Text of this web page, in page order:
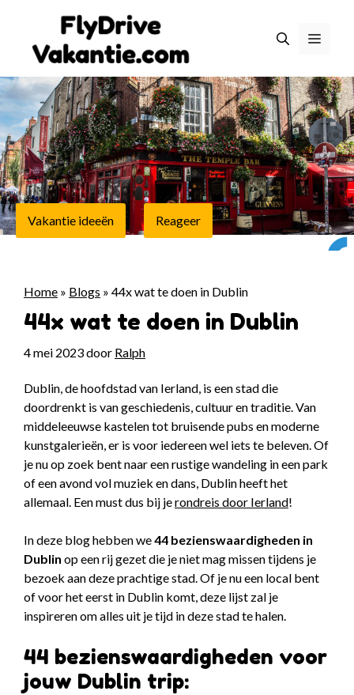
Menu
Vakantie ideeën Reageer
Home » Blogs » 44x wat te doen in Dublin
44x wat te doen in Dublin
4 mei 2023door Ralph
Dublin, de hoofdstad van Ierland, is een stad die
doordrenkt is van geschiedenis, cultuur en traditie. Van
middeleeuwse kastelen tot bruisende pubs en moderne
kunstgalerieën, er is voor iedereen wel iets te beleven. Of
je nu op zoek bent naar een rustige wandeling in een park
of een avond vol muziek en dans, Dublin heeft het
allemaal. Een must dus bij jerondreis door Ierland!
In deze blog hebben we44 bezienswaardigheden in
Dublin op een rij gezet die je niet mag missen tijdens je
bezoek aan deze prachtige stad. Of je nu een local bent
of voor het eerst in Dublin komt, deze lijst zal je
inspireren om alles uit je tijd in deze stad te halen.
44 bezienswaardigheden voor
jouw Dublin trip: